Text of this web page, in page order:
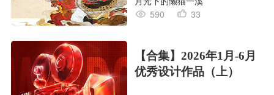
590
33
【合集】2026年1月-6月
优秀设计作品（上）